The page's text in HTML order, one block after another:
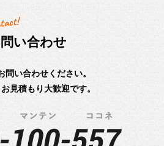
い合わせ
問い合わせください。
見積もり大歓迎です。